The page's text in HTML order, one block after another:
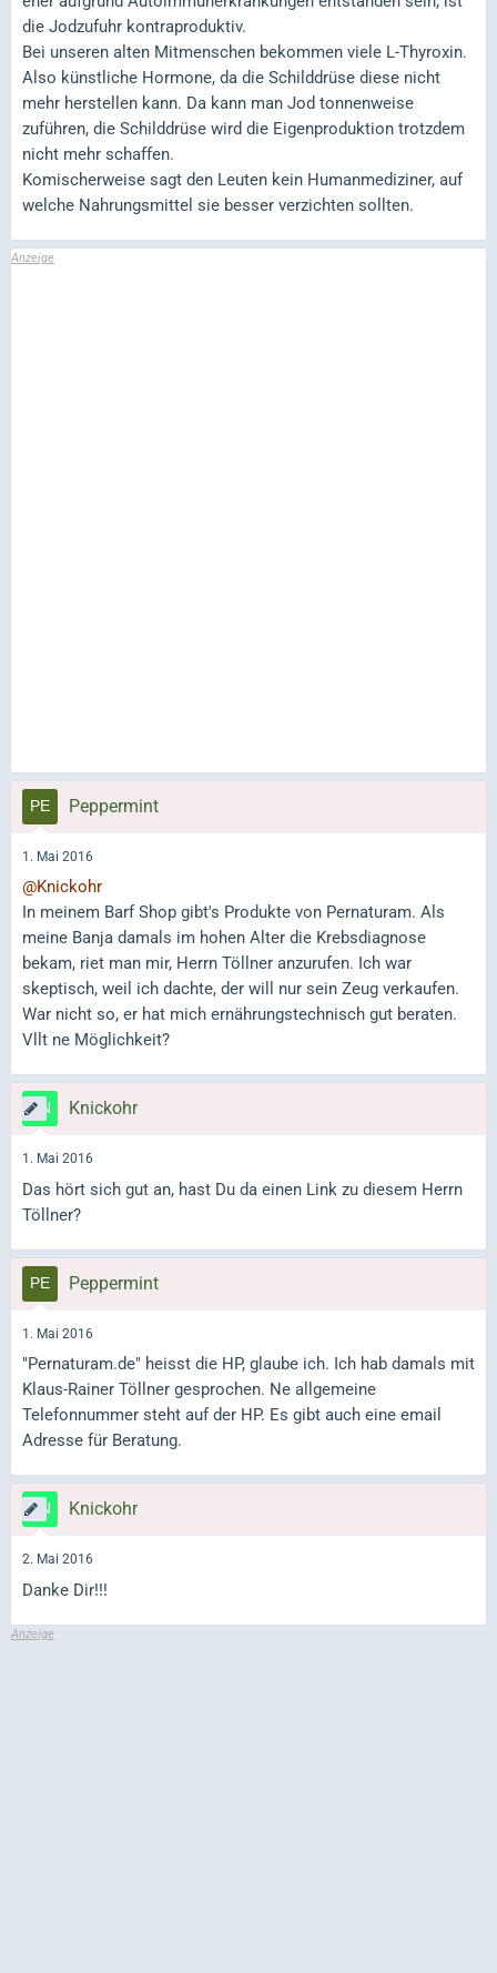
die Jodzufuhr kontraproduktiv.
Bei unseren alten Mitmenschen bekommen viele L-Thyroxin.
Also künstliche Hormone, da die Schilddrüse diese nicht
mehr herstellen kann. Da kann man Jod tonnenweise
zuführen, die Schilddrüse wird die Eigenproduktion trotzdem
nicht mehr schaffen.
Komischerweise sagt den Leuten kein Humanmediziner, auf
welche Nahrungsmittel sie besser verzichten sollten.
Peppermint
1. Mai 2016
@Knickohr
In meinem Barf Shop gibt's Produkte von Pernaturam. Als
meine Banja damals im hohen Alter die Krebsdiagnose
bekam, riet man mir, Herrn Töllner anzurufen. Ich war
skeptisch, weil ich dachte, der will nur sein Zeug verkaufen.
War nicht so, er hat mich ernährungstechnisch gut beraten.
Vllt ne Möglichkeit?
Knickohr
1. Mai 2016
Das hört sich gut an, hast Du da einen Link zu diesem Herrn
Töllner?
Peppermint
1. Mai 2016
"Pernaturam.de" heisst die HP, glaube ich. Ich hab damals mit
Klaus-Rainer Töllner gesprochen. Ne allgemeine
Telefonnummer steht auf der HP. Es gibt auch eine email
Adresse für Beratung.
Knickohr
2. Mai 2016
Danke Dir!!!